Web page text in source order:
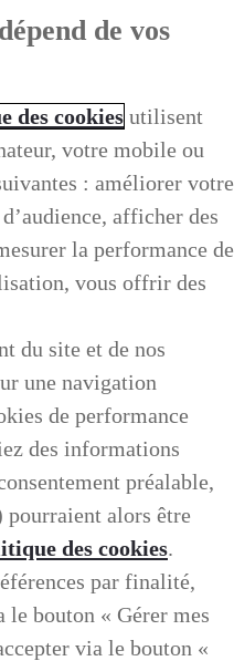
de vos
des cookies utilisent
votre mobile ou
: améliorer votre
afficher des
la performance de
vous offrir des
du site et de nos
une navigation
de performance
des informations
préalable,
pourraient alors être
des cookies.
par finalité,
bouton « Gérer mes
via le bouton «